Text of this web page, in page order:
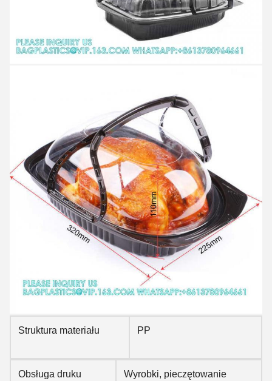
Struktura materiału PP
Obsługa druku Wyrobki, pieczętowanie